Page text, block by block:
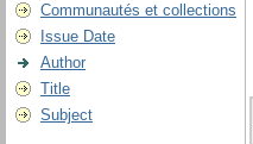
Communautés et collections
Issue Date
Author
Title
Subject